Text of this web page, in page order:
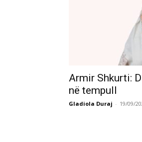
Armir Shkurti:
në tempull
Gladiola Duraj - 19/09/